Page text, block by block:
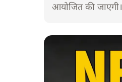
आयोजित की जाएगी।